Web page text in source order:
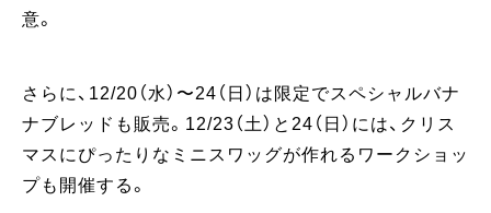
意。
さらに、12/20（水）〜24（日）は限定でスペシャルバナ
ナブレッドも販売。12/23（土）と24（日）には、クリス
マスにぴったりなミニスワッグが作れるワークショッ
プも開催する。